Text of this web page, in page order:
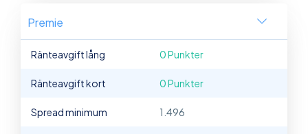
Premie
Ränteavgift lång 0 Punkter
Ränteavgift kort 0 Punkter
Spread minimum 1.496